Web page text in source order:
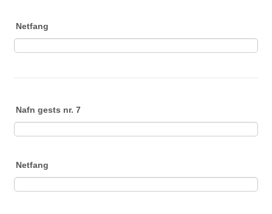
Netfang
Nafn gests nr. 7
Netfang